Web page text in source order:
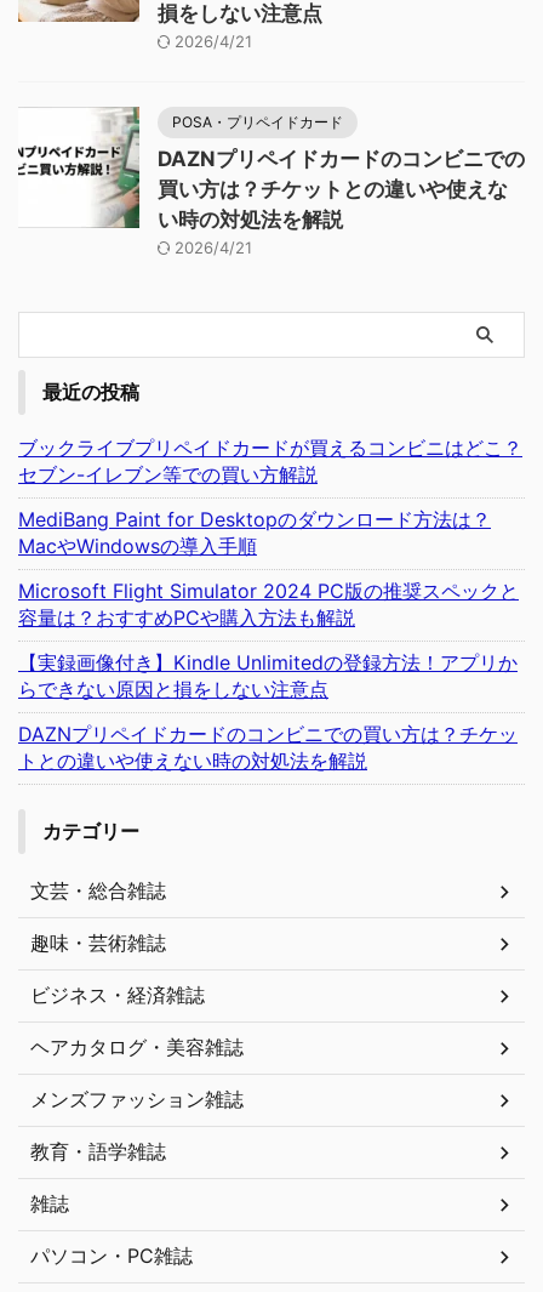
損をしない注意点
2026/4/21
POSA・プリペイドカード
DAZNプリペイドカードのコンビニでの
買い方は？チケットとの違いや使えな
い時の対処法を解説
2026/4/21
最近の投稿
ブックライブプリペイドカードが買えるコンビニはどこ？
セブン-イレブン等での買い方解説
MediBang Paint for Desktopのダウンロード方法は？
MacやWindowsの導入手順
Microsoft Flight Simulator 2024 PC版の推奨スペックと
容量は？おすすめPCや購入方法も解説
【実録画像付き】Kindle Unlimitedの登録方法！アプリか
らできない原因と損をしない注意点
DAZNプリペイドカードのコンビニでの買い方は？チケッ
トとの違いや使えない時の対処法を解説
カテゴリー
文芸・総合雑誌
趣味・芸術雑誌
ビジネス・経済雑誌
ヘアカタログ・美容雑誌
メンズファッション雑誌
教育・語学雑誌
雑誌
パソコン・PC雑誌